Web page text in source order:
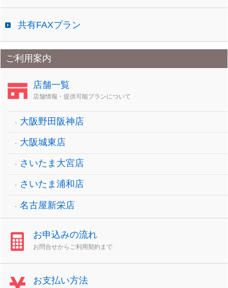
共有FAXプラン
ご利用案内
店舗一覧
店舗情報・提供可能プランについて
大阪野田阪神店
大阪城東店
さいたま大宮店
さいたま浦和店
名古屋新栄店
お申込みの流れ
お問合せからご利用契約まで
お支払い方法